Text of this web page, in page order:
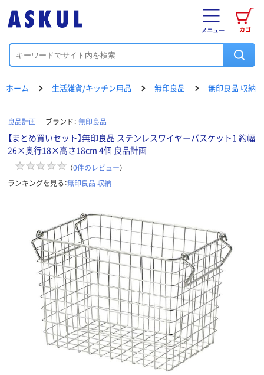
カゴ
メニュー
ホーム 生活雑貨/キッチン用品 無印良品 無印良品 収納
良品計画 ブランド： 無印良品
【まとめ買いセット】無印良品 ステンレスワイヤーバスケット1 約幅
26×奥行18×高さ18cm 4個 良品計画
（0件のレビュー）
ランキングを見る：無印良品 収納